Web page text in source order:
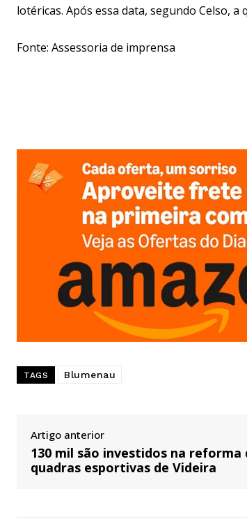
lotéricas. Após essa data, segundo Celso,
Fonte: Assessoria de imprensa
TAGS Blumenau
Artigo anterior
130 mil são investidos na reforma
quadras esportivas de Videira